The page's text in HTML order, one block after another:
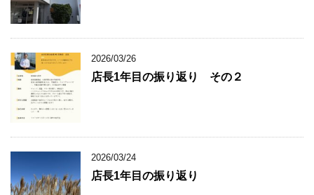
2026/03/26
店長1年目の振り返り その２
2026/03/24
店長1年目の振り返り